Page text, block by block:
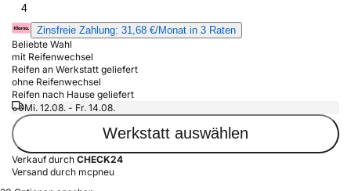
4
Zinsfreie Zahlung: 31,68 €/Monat in 3 Raten
Beliebte Wahl
mit Reifenwechsel
Reifen an Werkstatt geliefert
ohne Reifenwechsel
Reifen nach Hause geliefert
Mi. 12.08. - Fr. 14.08.
Werkstatt auswählen
Verkauf durch CHECK24
Versand durch mcpneu